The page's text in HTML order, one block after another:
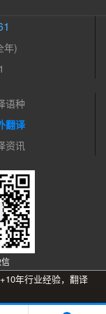
年)
语种
翻译
资讯
年行业经验，翻译